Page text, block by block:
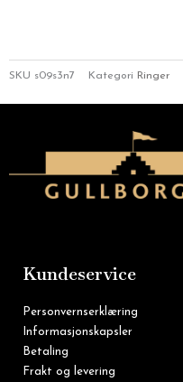
SKU s09s3n7 Kategori Ringer
Kundeservice
Personvernserklæring
Informasjonskapsler
Betaling
Frakt og levering